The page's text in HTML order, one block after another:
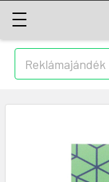
Keresés